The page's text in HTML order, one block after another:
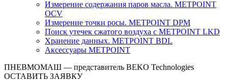
Измерение содержания паров масла. METPOINT
OCV
Измерение точки росы. METPOINT DPM
Поиск утечек сжатого воздуха с METPOINT LKD
Хранение данных. METPOINT BDL
Аксессуары METPOINT
ПНЕВМОМАШ — представитель BEKO Technologies
ОСТАВИТЬ ЗАЯВКУ